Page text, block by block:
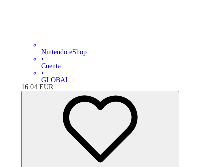
Nintendo eShop
•
Cuenta
•
GLOBAL
16.04 EUR